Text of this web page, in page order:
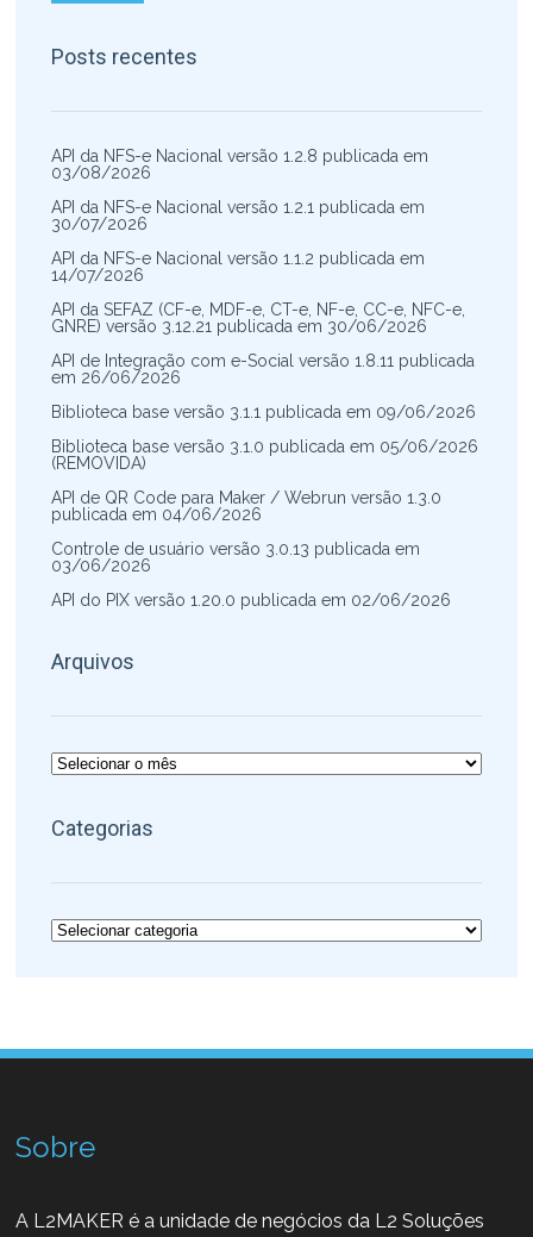
Posts recentes
API da NFS-e Nacional versão 1.2.8 publicada em
03/08/2026
API da NFS-e Nacional versão 1.2.1 publicada em
30/07/2026
API da NFS-e Nacional versão 1.1.2 publicada em
14/07/2026
API da SEFAZ (CF-e, MDF-e, CT-e, NF-e, CC-e, NFC-e,
GNRE) versão 3.12.21 publicada em 30/06/2026
API de Integração com e-Social versão 1.8.11 publicada
em 26/06/2026
Biblioteca base versão 3.1.1 publicada em 09/06/2026
Biblioteca base versão 3.1.0 publicada em 05/06/2026
(REMOVIDA)
API de QR Code para Maker / Webrun versão 1.3.0
publicada em 04/06/2026
Controle de usuário versão 3.0.13 publicada em
03/06/2026
API do PIX versão 1.20.0 publicada em 02/06/2026
Arquivos
Arquivos
Categorias
Categorias
Sobre
A L2MAKER é a unidade de negócios da L2 Soluções